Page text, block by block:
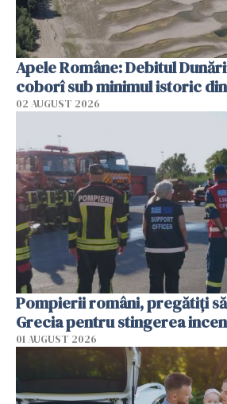
Apele Române: Debitul
coborî sub minimul istoric
02 AUGUST 2026
Pompierii români, pregătiţi
Grecia pentru stingerea
01 AUGUST 2026